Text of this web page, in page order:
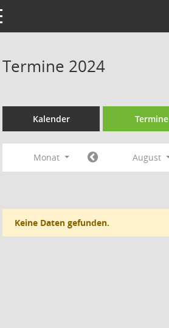
navigation
Termine 2024
Kalender Termine
Monat August
Keine Daten gefunden.